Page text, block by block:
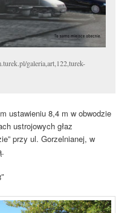
galeria,art,122,turek-
ustawieniu 8,4 m w obwodzie
ustrojowych głaz
przy ul. Gorzelnianej, w